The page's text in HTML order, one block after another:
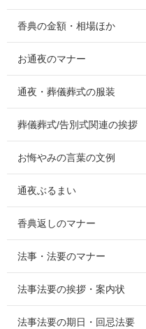
香典の金額・相場ほか
お通夜のマナー
通夜・葬儀葬式の服装
葬儀葬式/告別式関連の挨拶
お悔やみの言葉の文例
通夜ぶるまい
香典返しのマナー
法事・法要のマナー
法事法要の挨拶・案内状
法事法要の期日・回忌法要